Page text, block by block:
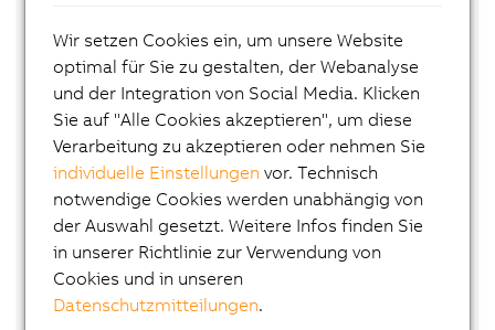
Analoger resistiver Touch Screen
Geringe Einbautiefe
Lüfterloser Betrieb
Erweiterbar durch Display Links oder
PPC300
Automation Panel AP920 10,4" TFT - 640 x 480
Pixel (4:3) - Singletouch (analog resitiv) -
Querformat - Schutzart IP65 (frontseitig)
WEITERFÜHRENDE INFORMATIONEN:
B&R Panel Designer
Wir setzen Cookies ein, um unsere Website
optimal für Sie zu gestalten, der Webanalyse
und der Integration von Social Media. Klicken
Sie auf "Alle Cookies akzeptieren", um diese
Verarbeitung zu akzeptieren oder nehmen Sie
individuelle Einstellungen vor. Technisch
notwendige Cookies werden unabhängig von
der Auswahl gesetzt. Weitere Infos finden Sie
in unserer Richtlinie zur Verwendung von
Cookies und in unseren
Datenschutzmitteilungen.